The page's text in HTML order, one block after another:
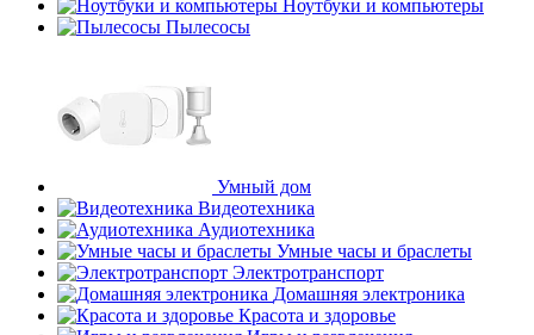
Ноутбуки и компьютеры
Пылесосы
Умный дом
Видеотехника
Аудиотехника
Умные часы и браслеты
Электротранспорт
Домашняя электроника
Красота и здоровье